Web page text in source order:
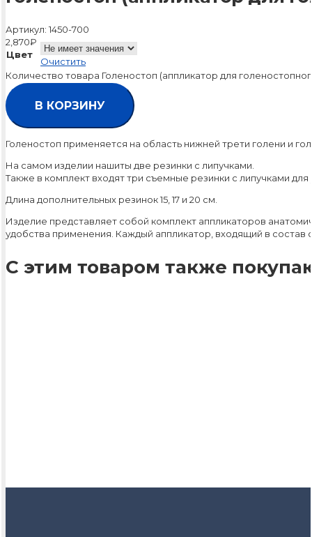
Артикул: 1450-700
2,870₽
Цвет
Очистить
Количество товара Голеностоп (аппликатор для
В КОРЗИНУ
Голеностоп применяется на область нижней трети голени и
На самом изделии нашиты две резинки с липучками.
Также в комплект входят три съемные резинки с липучками
Длина дополнительных резинок 15, 17 и 20 см.
Изделие представляет собой комплект аппликаторов
удобства применения. Каждый аппликатор, входящий в
С этим товаром также